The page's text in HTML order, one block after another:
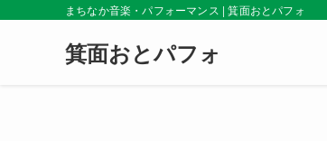
まちなか音楽・パフォーマンス | 箕面おとパフォ
箕面おとパフォ